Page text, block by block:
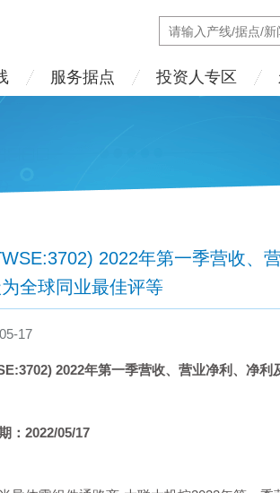
服务据点 投资人专区
2022年第一季营收、
全球同业最佳评等
17
2022年第一季营收、营业净利、净利
： 2022/05/17